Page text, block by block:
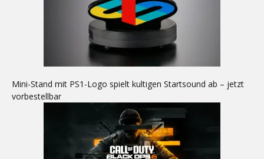
Mini-Stand mit PS1-Logo spielt kultigen Startsound ab – jetzt
vorbestellbar